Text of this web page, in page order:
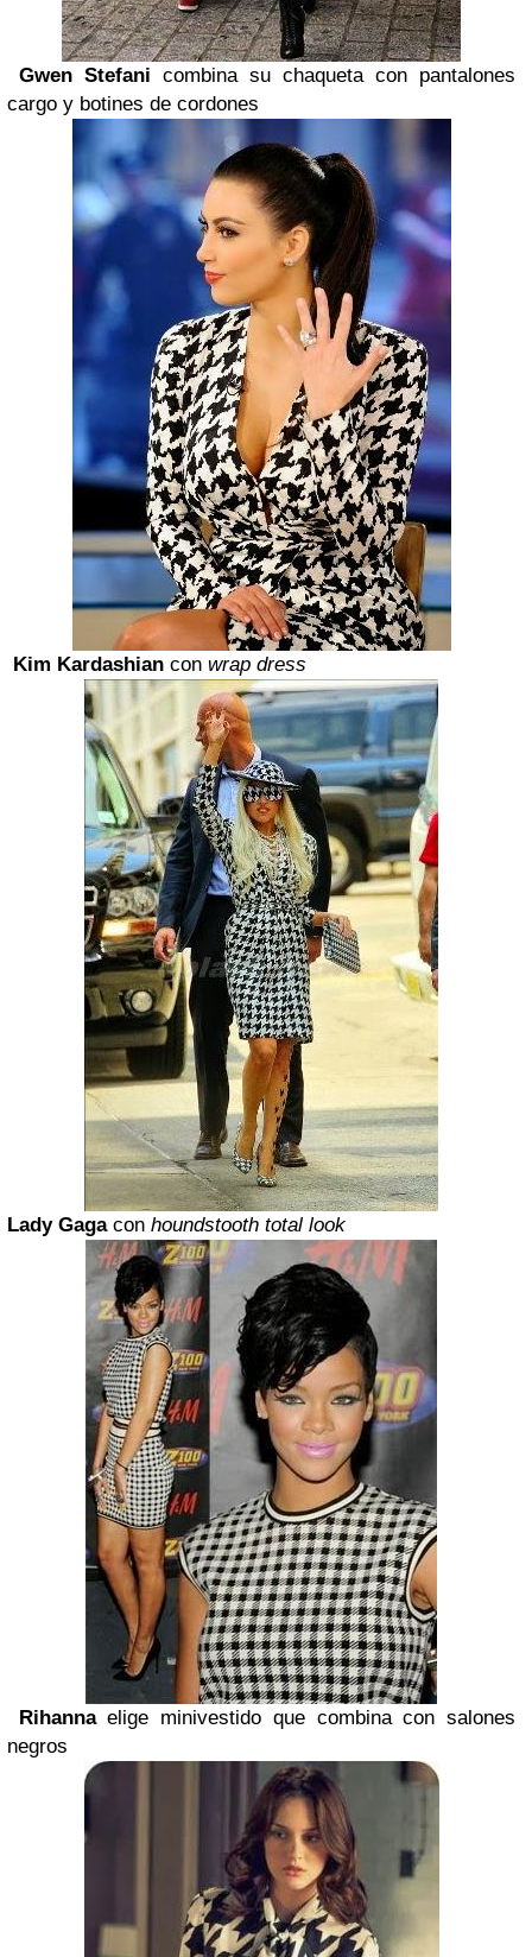
Gwen Stefani combina su chaqueta con pantalones
cargo y botines de cordones
Kim Kardashian con wrap dress
Lady Gaga con houndstooth total look
Rihannaelige minivestido que combina con salones
negros